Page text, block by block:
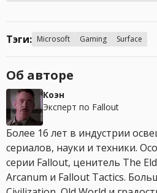
Тэги: Microsoft Gaming Surface
Об авторе
Коэн
Эксперт по Fallout
Более 16 лет в индустрии
сериалов, науки и техники.
серии Fallout, ценитель The
Arcanum и Fallout Tactics.